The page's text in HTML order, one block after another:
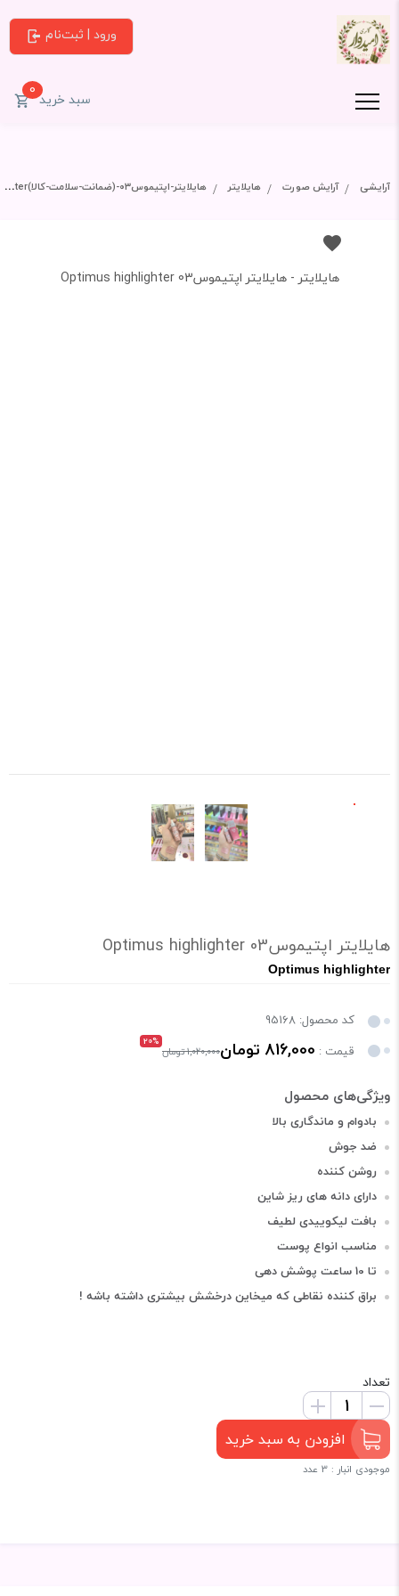
ورود | ثبت‌نام
سبد خرید0
آرایشی آرایش صورت هایلایتر هایلایتر-اپتیموس۰۳-(ضمانت-سلامت-کالا)optimus-highlighter
هایلایتر - هایلایتر اپتیموس03 Optimus highlighter
هایلایتر اپتیموس03 Optimus highlighter
Optimus highlighter
کد محصول: 95168
قیمت : 816,000 تومان 20%
1,020,000 تومان
بادوام و ماندگاری بالا
ضد جوش
روشن کننده
دارای دانه های ریز شاین
بافت لیکوییدی لطیف
مناسب انواع پوست
تا 10 ساعت پوشش دهی
براق کننده نقاطی که میخاین درخشش بیشتری داشته باشه !
تعداد
افزودن به سبد خرید
موجودی انبار : 3 عدد